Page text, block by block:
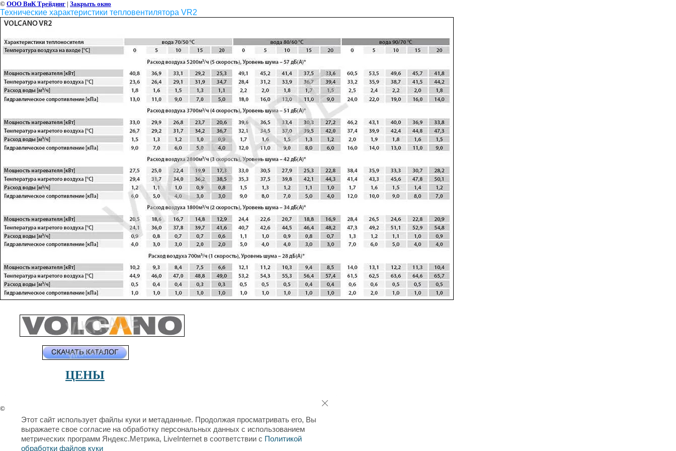
© ООО ВиК Трейдинг | Закрыть окно
Технические характеристики тепловентилятора VR2
ЦЕНЫ
©
Этот сайт использует файлы куки и метаданные. Продолжая просматривать его, Вы
выражаете свое согласие на обработку персональных данных с использованием
метрических программ Яндекс.Метрика, LiveInternet в соответствии с Политикой
обработки файлов куки